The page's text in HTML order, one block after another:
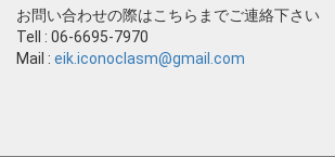
お問い合わせの際はこちらまでご連絡下さい
Tell : 06-6695-7970
Mail : eik.iconoclasm@gmail.com